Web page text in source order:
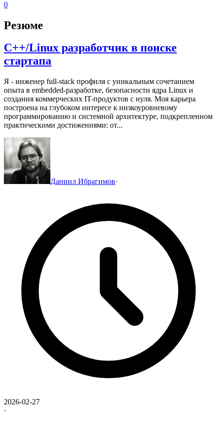
0
Резюме
C++/Linux разработчик в поиске
стартапа
Я - инженер full-stack профиля с уникальным сочетанием
опыта в embedded-разработке, безопасности ядра Linux и
создания коммерческих IT-продуктов с нуля. Моя карьера
построена на глубоком интересе к низкоуровневому
программированию и системной архитектуре, подкрепленном
практическими достижениями: от...
Даниил Ибрагимов·
2026-02-27
·